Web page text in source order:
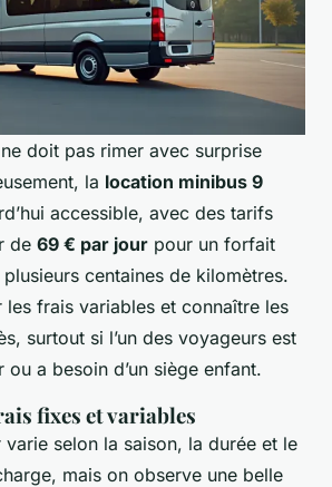
doit pas rimer avec surprise
la location minibus 9
accessible, avec des tarifs
de 69 € par jour pour un forfait
centaines de kilomètres.
les frais variables et connaître les
surtout si l’un des voyageurs est
ou a besoin d’un siège enfant.
fixes et variables
selon la saison, la durée et le
mais on observe une belle